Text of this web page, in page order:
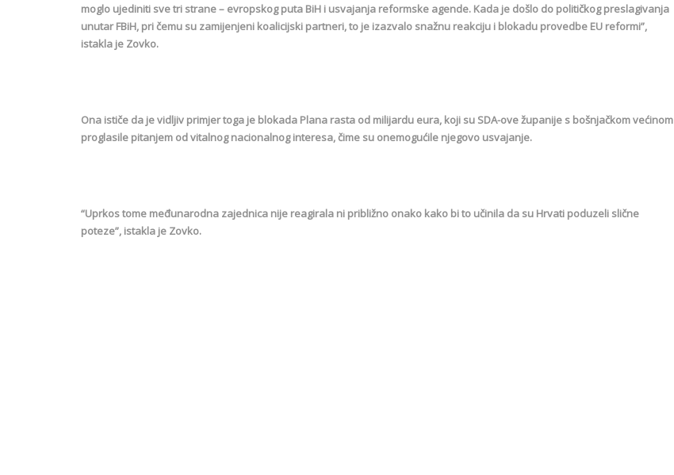
moglo ujediniti sve tri strane – evropskog puta BiH i usvajanja reformske agende. Kada je došlo do političkog preslagivanja
unutar FBiH, pri čemu su zamijenjeni koalicijski partneri, to je izazvalo snažnu reakciju i blokadu provedbe ЕU reformi”,
istakla je Zovko.
Ona ističe da je vidljiv primjer toga je blokada Plana rasta od milijardu eura, koji su SDA-ove županije s bošnjačkom većinom
proglasile pitanjem od vitalnog nacionalnog interesa, čime su onemogućile njegovo usvajanje.
“Uprkos tome međunarodna zajednica nije reagirala ni približno onako kako bi to učinila da su Hrvati poduzeli slične
poteze”, istakla je Zovko.